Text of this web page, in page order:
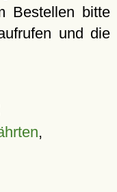
Bestellen bitte
und die
,